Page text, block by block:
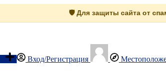
🛡️ Для защиты сайта от
Вход/Регистрация